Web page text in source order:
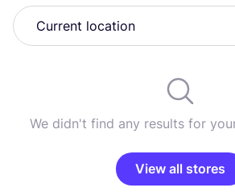
We didn't find any results for
View all stores